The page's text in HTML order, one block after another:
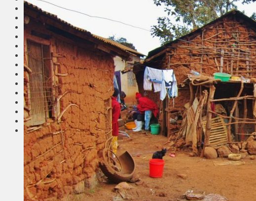
Общество
Мнения
Вильнюс
Клайпеда
Висагинас
Регионы
Соседи
Транспорт
Выбор читателей
Калейдоскоп
Армия
Сейм Литвы
Культура
Больше
Фоторепортаж
Туризм
ЛК рекомендует
Сеньорам
Образование
Здравоохранение
Экология